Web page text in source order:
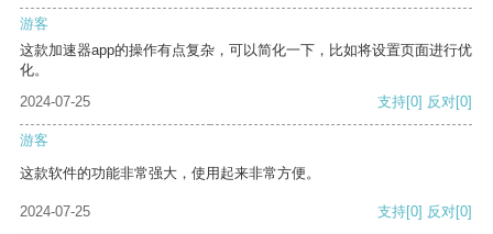
游客
这款加速器app的操作有点复杂，可以简化一下，比如将设置页面进行优
化。
2024-07-25
支持[0] 反对[0]
游客
这款软件的功能非常强大，使用起来非常方便。
2024-07-25 支持[0] 反对[0]